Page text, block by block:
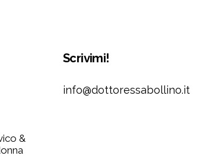
&
Scrivimi!
info@dottoressabollino.it